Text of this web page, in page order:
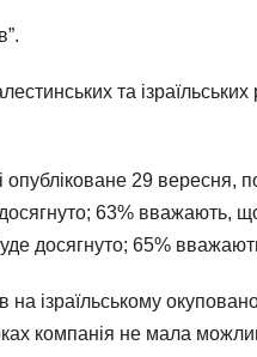
та ізраїльських
29 вересня,
63% вважають,
досягнуто; 65%
ізраїльському
компанія не мала